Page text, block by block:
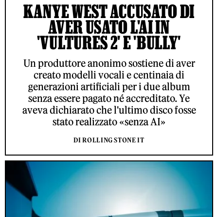
KANYE WEST ACCUSATO DI
AVER USATO L'AI IN
'VULTURES 2' E 'BULLY'
Un produttore anonimo sostiene di aver
creato modelli vocali e centinaia di
generazioni artificiali per i due album
senza essere pagato né accreditato. Ye
aveva dichiarato che l'ultimo disco fosse
stato realizzato «senza AI»
DI ROLLING STONE IT